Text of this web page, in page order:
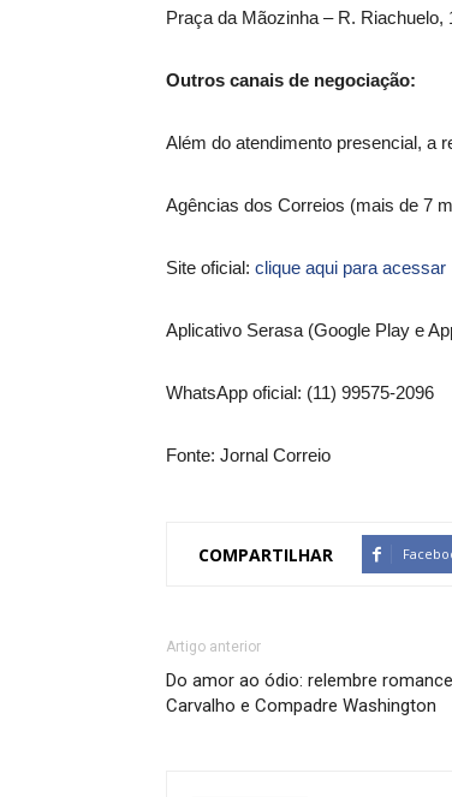
Praça da Mãozinha – R.
Outros canais de negociação:
Além do atendimento presencial, a
Agências dos Correios (mais de 7
Site oficial: clique aqui para acessar
Aplicativo Serasa (Google Play e
WhatsApp oficial: (11) 99575-2096
Fonte: Jornal Correio
COMPARTILHAR
Artigo anterior
Do amor ao ódio: relembre
Carvalho e Compadre Washington